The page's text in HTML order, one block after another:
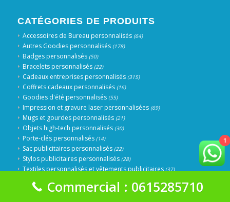
CATÉGORIES DE PRODUITS
Accessoires de Bureau personnalisés (64)
Autres Goodies personnalisés (178)
Badges personnalisés (50)
Bracelets personnalisés (22)
Cadeaux entreprises personnalisés (315)
Coffrets cadeaux personnalisés (16)
Goodies d'été personnalisés (55)
Impression et gravure laser personnalisées (69)
Mugs et gourdes personnalisés (21)
Objets high-tech personnalisés (30)
Porte-clés personnalisés (14)
Sac publicitaires personnalisés (22)
Stylos publicitaires personnalisés (28)
Textiles personnalisés et vêtements publicitaires (37)
1
Commercial : 0615285710